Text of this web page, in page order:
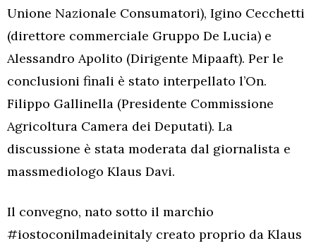
Unione Nazionale Consumatori), Igino Cecchetti
(direttore commerciale Gruppo De Lucia) e
Alessandro Apolito (Dirigente Mipaaft). Per le
conclusioni finali è stato interpellato l’On.
Filippo Gallinella (Presidente Commissione
Agricoltura Camera dei Deputati). La
discussione è stata moderata dal giornalista e
massmediologo Klaus Davi.
Il convegno, nato sotto il marchio
#iostoconilmadeinitaly creato proprio da Klaus